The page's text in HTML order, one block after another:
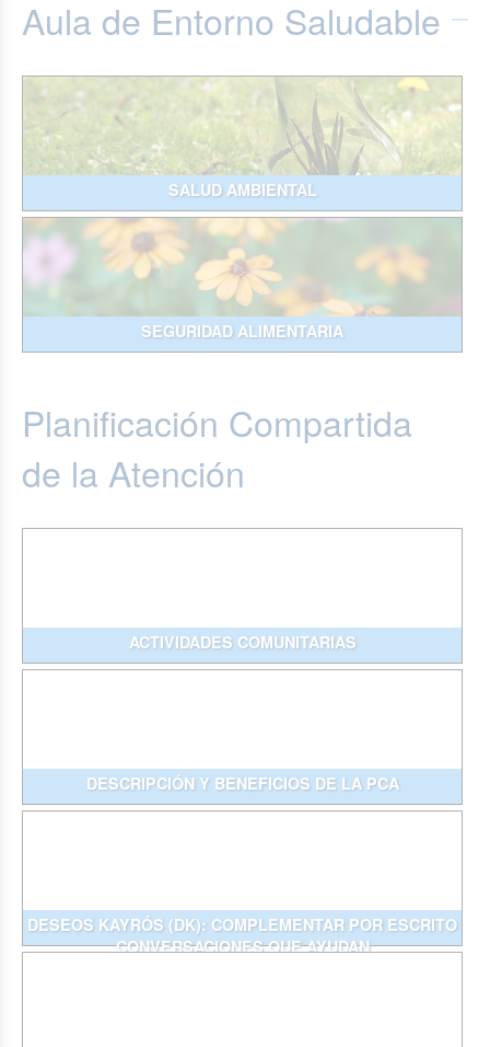
Aula de Entorno Saludable
SALUD AMBIENTAL
SEGURIDAD ALIMENTARIA
Planificación Compartida
de la Atención
ACTIVIDADES COMUNITARIAS
DESCRIPCIÓN Y BENEFICIOS DE LA PCA
DESEOS KAYRÓS (DK): COMPLEMENTAR POR ESCRITO
CONVERSACIONES QUE AYUDAN